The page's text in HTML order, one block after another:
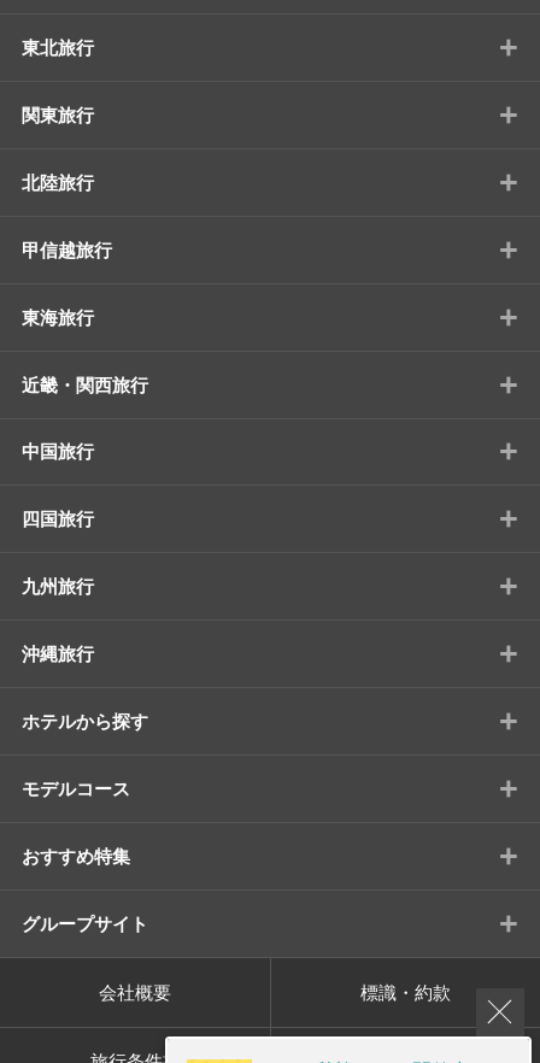
東北旅行 +
関東旅行 +
北陸旅行 +
甲信越旅行 +
東海旅行 +
近畿・関西旅行 +
中国旅行 +
四国旅行 +
九州旅行 +
沖縄旅行 +
ホテルから探す +
モデルコース +
おすすめ特集 +
グループサイト +
会社概要 標識・約款